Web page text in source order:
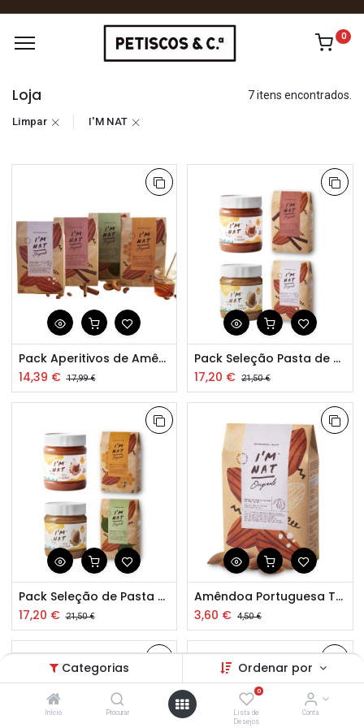
Categorias Ordenar por
Início Procurar
0
Lista de
Desejos
Conta
0
Loja 7 itens encontrados.
Limpar I'M NAT
Pack Aperitivos de Amêndoa Torrada do Algarve
14,39 € 17,99€
Pack Seleção Pasta de Amêndoas e Snacks de Amêndoa Torrada
17,20 € 21,50€
Pack Seleção de Pasta de Amêndoa e Snack Amêndoa Torrada
17,20 € 21,50€
Amêndoa Portuguesa Torrada com Flor de Sal 120g
3,60 € 4,50€